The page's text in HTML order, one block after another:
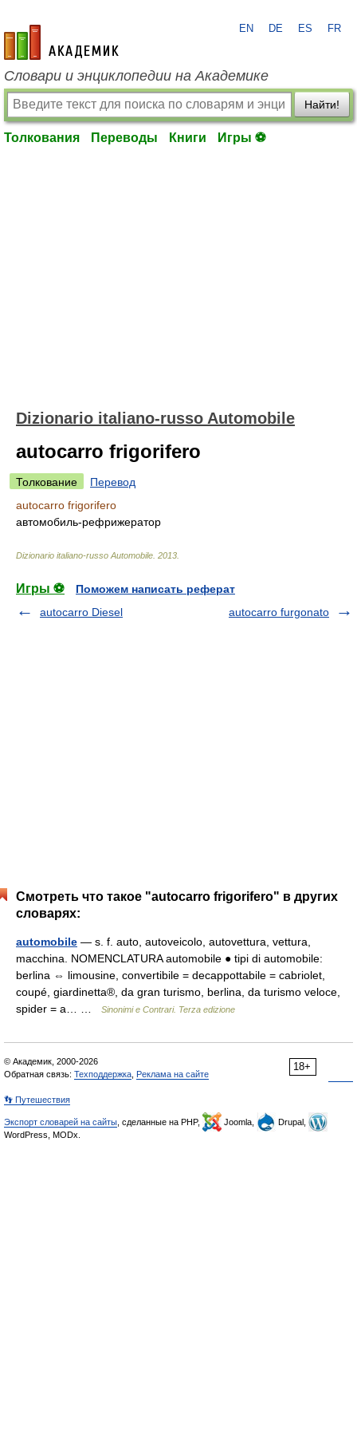
academic.ru
EN DE ES FR
Словари и энциклопедии на Академике
Найти!
Толкования Переводы Книги Игры ⚽
Dizionario italiano-russo Automobile
autocarro frigorifero
Толкование
Перевод
autocarro frigorifero
автомобиль-рефрижератор
Dizionario italiano-russo Automobile 2013
Игры ⚽
Поможем написать реферат
autocarro Diesel
autocarro furgonato
Смотреть что такое "autocarro frigorifero" в других
словарях:
automobile — s. f. auto, autoveicolo, autovettura, vettura,
macchina. NOMENCLATURA automobile ● tipi di automobile:
berlina ⇔ limousine, convertibile = decappottabile = cabriolet,
coupé, giardinetta®, da gran turismo, berlina, da turismo veloce,
spider = a… …
Sinonimi e Contrari. Terza edizione
18+
© Академик, 2000-2026
Обратная связь: Техподдержка Реклама на сайте
👣 Путешествия
Экспорт словарей на сайты , сделанные на PHP, Joomla,
Drupal,
WordPress, MODx.